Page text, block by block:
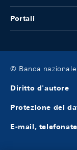
Portali
© Banca nazionale
Diritto d'autore
Protezione dei
E-mail,